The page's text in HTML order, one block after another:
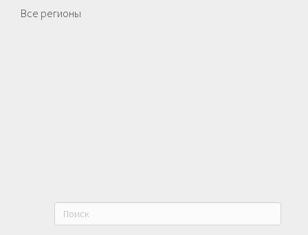
Все регионы